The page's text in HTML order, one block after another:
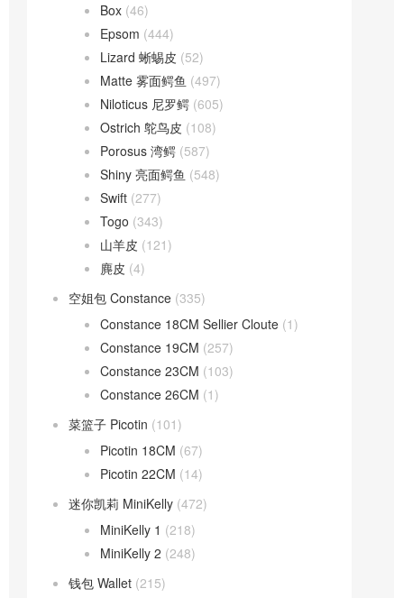
Box (46)
Epsom (444)
Lizard 蜥蜴皮 (52)
Matte 雾面鳄鱼 (497)
Niloticus 尼罗鳄 (605)
Ostrich 鸵鸟皮 (108)
Porosus 湾鳄 (587)
Shiny 亮面鳄鱼 (548)
Swift (277)
Togo (343)
山羊皮 (121)
麂皮 (4)
空姐包 Constance (335)
Constance 18CM Sellier Cloute (1)
Constance 19CM (257)
Constance 23CM (103)
Constance 26CM (1)
菜篮子 Picotin (101)
Picotin 18CM (67)
Picotin 22CM (14)
迷你凯莉 MiniKelly (472)
MiniKelly 1 (218)
MiniKelly 2 (248)
钱包 Wallet (215)